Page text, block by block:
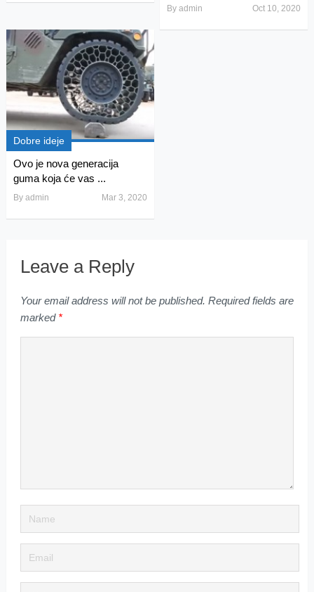
Byadmin Oct 10, 2020
Dobre ideje
Ovo je nova generacija
guma koja će vas ...
By admin Mar 3, 2020
Leave a Reply
Your email address will not be published. Required fields are
marked *